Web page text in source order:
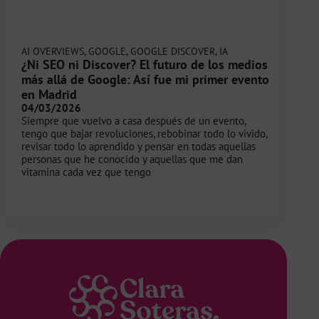
AI OVERVIEWS, GOOGLE, GOOGLE DISCOVER, IA
¿Ni SEO ni Discover? El futuro de los medios
más allá de Google: Así fue mi primer evento
en Madrid
04/03/2026
Siempre que vuelvo a casa después de un evento,
tengo que bajar revoluciones, rebobinar todo lo vivido,
revisar todo lo aprendido y pensar en todas aquellas
personas que he conocido y aquellas que me dan
vitamina cada vez que tengo